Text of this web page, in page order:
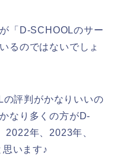
「D-SCHOOLのサー
るのではないでしょ
評判がかなりいいの
なり多くの方がD-
2022年、2023年、
います♪